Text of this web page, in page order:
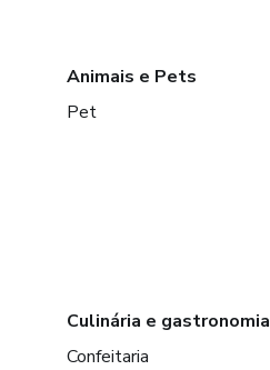
Animais e Pets
Pet
Culinária e gastronomia
Confeitaria